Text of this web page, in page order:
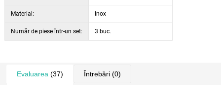
Material: inox
Număr de piese într-un set: 3 buc.
Evaluarea (37) Întrebări(0)